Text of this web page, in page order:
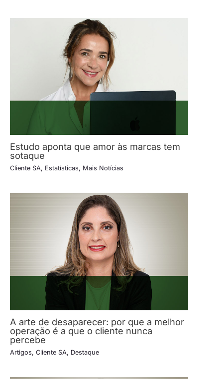
Estudo aponta que amor às marcas tem
sotaque
Cliente SA, Estatísticas, Mais Notícias
A arte de desaparecer: por que a melhor
operação é a que o cliente nunca
percebe
Artigos, Cliente SA, Destaque